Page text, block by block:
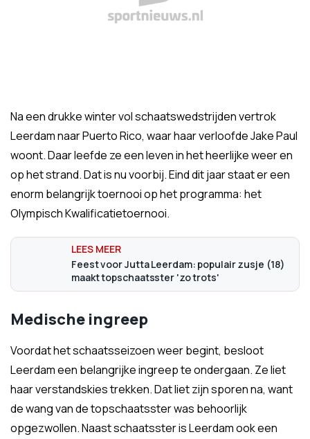
Na een drukke winter vol schaatswedstrijden vertrok
Leerdam naar Puerto Rico, waar haar verloofde Jake Paul
woont. Daar leefde ze een leven in het heerlijke weer en
op het strand. Dat is nu voorbij. Eind dit jaar staat er een
enorm belangrijk toernooi op het programma: het
Olympisch Kwalificatietoernooi.
Feest voor Jutta Leerdam: populair zusje (18)
maakt topschaatsster 'zo trots'
Medische ingreep
Voordat het schaatsseizoen weer begint, besloot
Leerdam een belangrijke ingreep te ondergaan. Ze liet
haar verstandskies trekken. Dat liet zijn sporen na, want
de wang van de topschaatsster was behoorlijk
opgezwollen. Naast schaatsster is Leerdam ook een